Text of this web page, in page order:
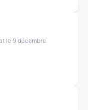
le 9 décembre